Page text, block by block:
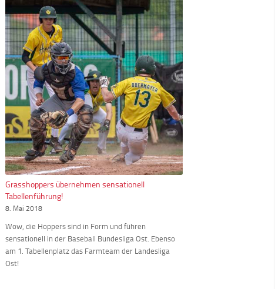
Grasshoppers übernehmen sensationell
Tabellenführung!
8. Mai 2018
Wow, die Hoppers sind in Form und führen
sensationell in der Baseball Bundesliga Ost. Ebenso
am 1. Tabellenplatz das Farmteam der Landesliga
Ost!